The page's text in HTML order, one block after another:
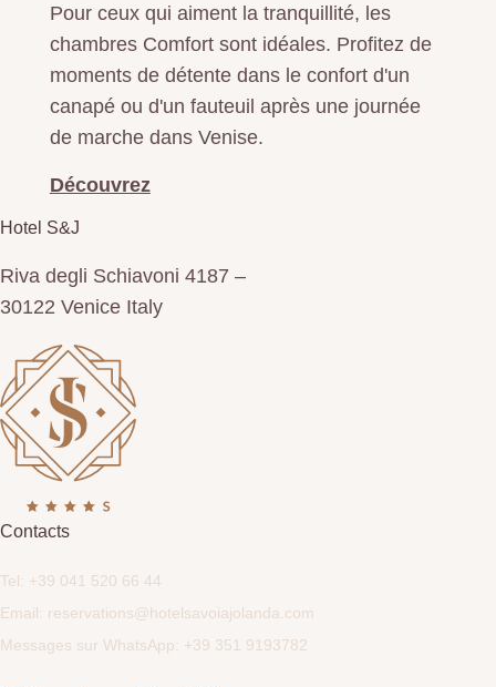
Pour ceux qui aiment la tranquillité, les
chambres Comfort sont idéales. Profitez de
moments de détente dans le confort d'un
canapé ou d'un fauteuil après une journée
de marche dans Venise.
Découvrez
Hotel S&J
Riva degli Schiavoni 4187 –
30122 Venice Italy
Contacts
Tel: +39 041 520 66 44
Email: reservations@hotelsavoiajolanda.com
Messages sur WhatsApp: +39 351 9193782